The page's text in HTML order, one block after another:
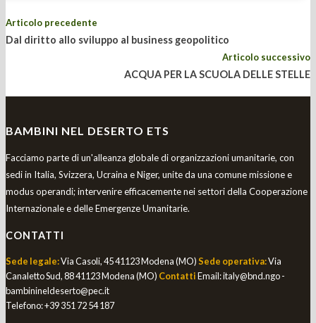
Articolo precedente
Dal diritto allo sviluppo al business geopolitico
Articolo successivo
ACQUA PER LA SCUOLA DELLE STELLE
BAMBINI NEL DESERTO ETS
Facciamo parte di un'alleanza globale di organizzazioni umanitarie, con
sedi in Italia, Svizzera, Ucraina e Niger, unite da una comune missione e
modus operandi; intervenire efficacemente nei settori della Cooperazione
Internazionale e delle Emergenze Umanitarie.
CONTATTI
Sede legale:Via Casoli, 45 41123 Modena (MO)Sede operativa:Via
Canaletto Sud, 88 41123 Modena (MO) ContattiEmail:italy@bnd.ngo -
bambinineldeserto@pec.it
Telefono:+39 351 72 54 187